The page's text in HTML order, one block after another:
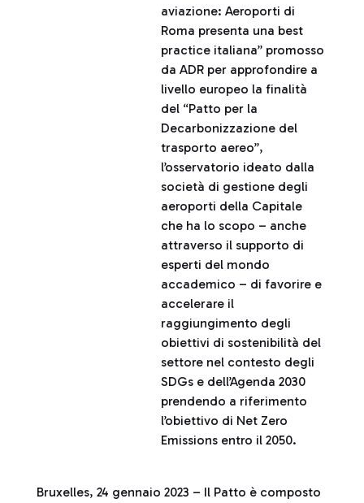
aviazione: Aeroporti di
Roma presenta una best
practice italiana” promosso
da ADR per approfondire a
livello europeo la finalità
del “Patto per la
Decarbonizzazione del
trasporto aereo”,
l’osservatorio ideato dalla
società di gestione degli
aeroporti della Capitale
che ha lo scopo – anche
attraverso il supporto di
esperti del mondo
accademico – di favorire e
accelerare il
raggiungimento degli
obiettivi di sostenibilità del
settore nel contesto degli
SDGs e dell’Agenda 2030
prendendo a riferimento
l’obiettivo di Net Zero
Emissions entro il 2050.
Bruxelles, 24 gennaio 2023 – Il Patto è composto